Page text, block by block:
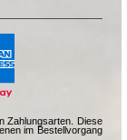
Zahlungsarten. Diese
im Bestellvorgang